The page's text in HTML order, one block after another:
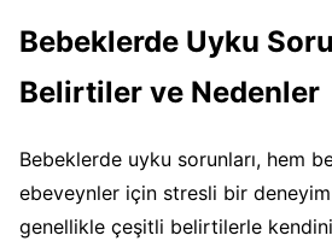
Bebeklerde Uyku
Belirtiler ve Nedenler
Bebeklerde uyku sorunları, hem
ebeveynler için stresli bir
genellikle çeşitli belirtilerle